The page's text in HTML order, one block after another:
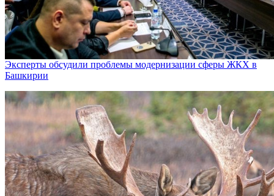
Эксперты обсудили проблемы модернизации сферы ЖКХ в
Башкирии